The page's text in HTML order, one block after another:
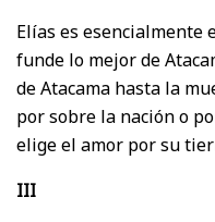
Elías es esencialmente
funde lo mejor de
de Atacama hasta la
por sobre la nación o
elige el amor por su
III